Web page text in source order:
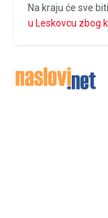
Na kraju će sve biti
u Leskovcu zbog